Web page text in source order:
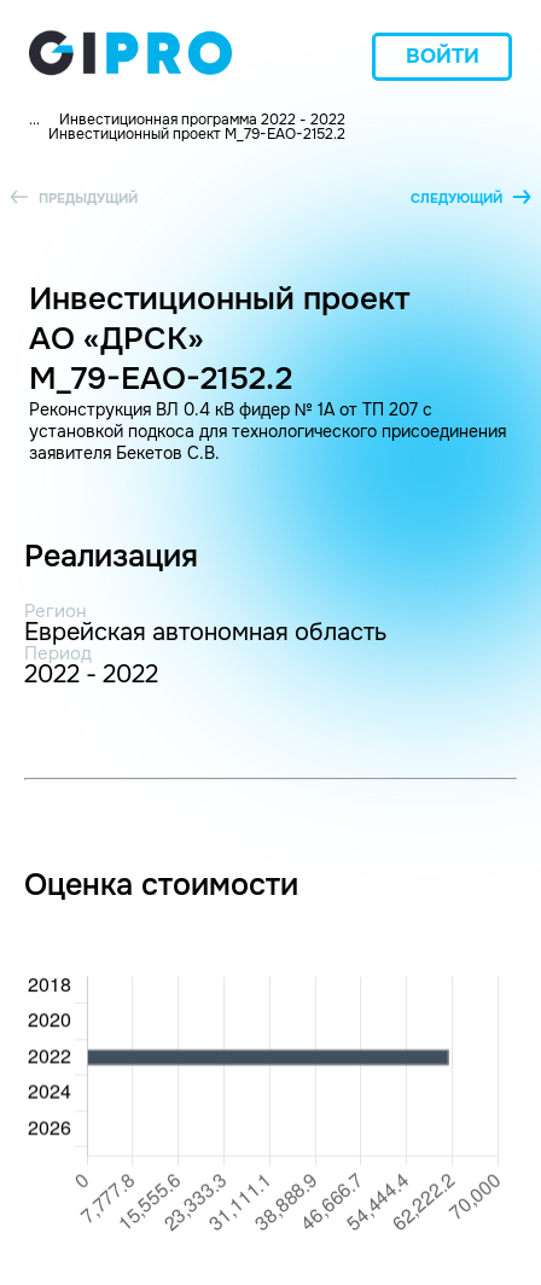
ВОЙТИ
... Инвестиционная программа 2022 - 2022
Инвестиционный проект M_79-ЕАО-2152.2
ПРЕДЫДУЩИЙ СЛЕДУЮЩИЙ
Инвестиционный проект
АО «ДРСК»
M_79-ЕАО-2152.2
Реконструкция ВЛ 0.4 кВ фидер № 1А от ТП 207 с
установкой подкоса для технологического присоединения
заявителя Бекетов С.В.
Реализация
Регион
Еврейская автономная область
Период
2022 - 2022
Оценка стоимости